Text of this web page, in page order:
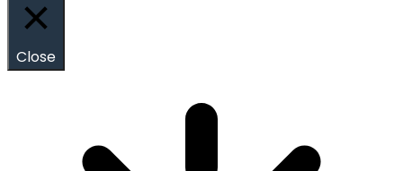
Close